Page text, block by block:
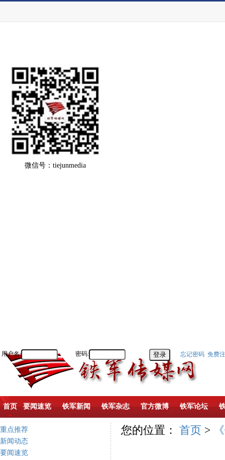
微信号：tiejunmedia
用户名: 密码: 忘记密码 免费
首页 要闻速览 铁军新闻 铁军杂志 官方微博 铁军论坛
重点推荐
新闻动态
要闻速览
您的位置： 首页 >